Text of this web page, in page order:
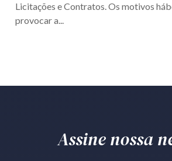
Licitações e Contratos. Os motivos
provocar a...
Assine nossa